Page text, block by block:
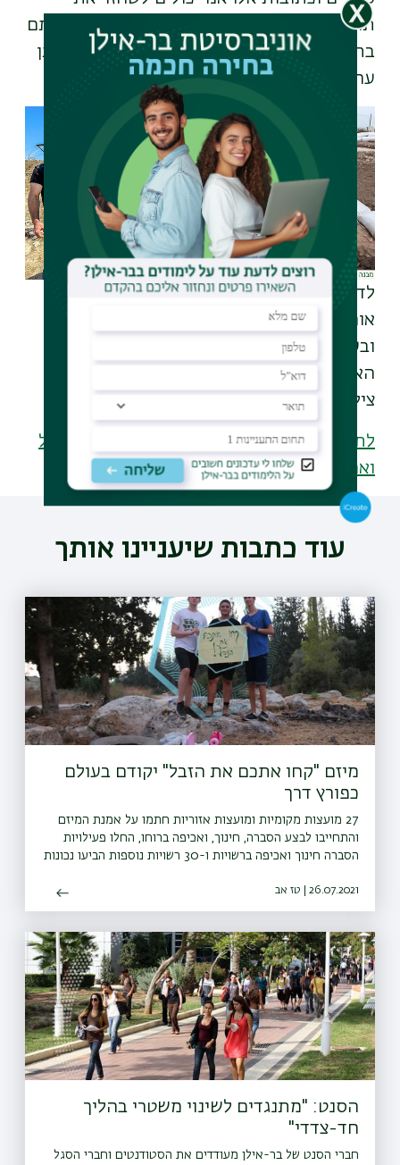
תולדות העיר וללמוד על תושביה, דתם וכלכלתם
בתקופה בה אין לנו תיעוד היסטורי רב של אותן
ערים".
לדברי ד"ר רביב "ניתוח הממצאים הללו ישפוך
אור על תולדות האתר והאזור במגוון תקופות
ובעיקר על התקופה הרומית במהלכה שימש
האתר כמרכז מנהלי אזורי".
צילום: שחר כהן, אריאל ציון
לתוכניות הלימוד במחלקה ללימודי ארץ ישראל
וארכאולוגיה
עוד כתבות שיעניינו אותך
מיזם "קחו אתכם את הזבל" יקודם בעולם
כפורץ דרך
27 מועצות מקומיות ומועצות אזוריות חתמו על אמנת המיזם
והתחייבו לבצע הסברה, חינוך, ואכיפה ברוחו, החלו פעילויות
הסברה חינוך ואכיפה ברשויות ו-30 רשויות נוספות הביעו נכונות
26.07.2021 | טז אב
הסנט: "מתנגדים לשינוי משטרי בהליך
חד-צדדי"
חברי הסנט של בר-אילן מעודדים את הסטודנטים וחברי הסגל